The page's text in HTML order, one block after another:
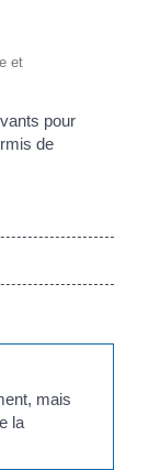
et
pour
de
mais
la